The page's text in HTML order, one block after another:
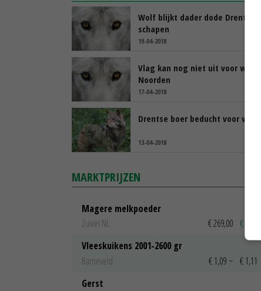
Wolf blijkt dader dode Drentse
schapen
19-04-2018
Vlag kan nog niet uit voor wolf in
Noorden
17-04-2018
Drentse boer beducht voor wolf
13-04-2018
MARKTPRIJZEN
Magere melkpoeder
Zuivel NL
€ 269,00 € 7,00
Vleeskuikens 2001-2600 gr
Barneveld
€ 1,09 ~ € 1,11
Gerst